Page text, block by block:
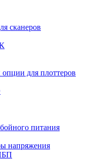
сканеров
для плоттеров
питания
напряжения